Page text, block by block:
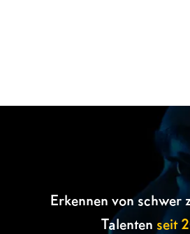
Erkennen von schwer
Talenten seit